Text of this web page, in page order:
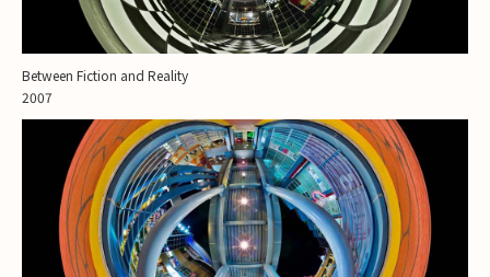
Between Fiction and Reality
2007